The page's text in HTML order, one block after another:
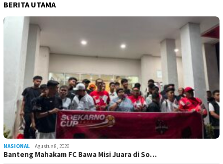
BERITA UTAMA
NASIONAL Agustus 8, 2026
Banteng Mahakam FC Bawa Misi Juara di So…